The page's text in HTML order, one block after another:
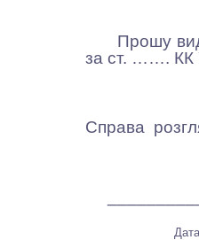
Прошу
за ст. ……. КК
Справа
Дата